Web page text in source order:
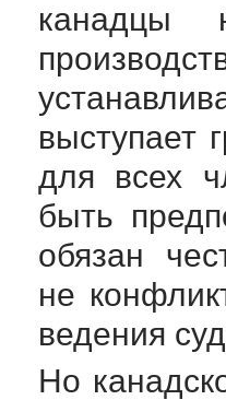
канадцы
выступает
для всех
быть
обязан
не
ведения
Но